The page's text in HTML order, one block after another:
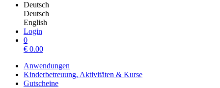
Deutsch
Deutsch
English
Login
0
€ 0.00
Anwendungen
Kinderbetreuung, Aktivitäten & Kurse
Gutscheine